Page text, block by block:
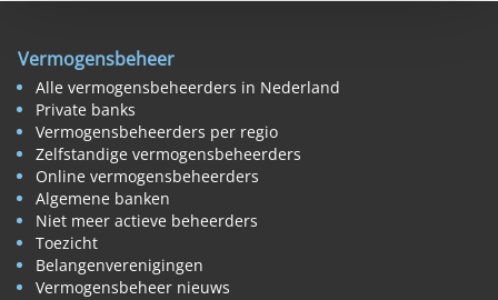
Vermogensbeheer
Alle vermogensbeheerders in Nederland
Private banks
Vermogensbeheerders per regio
Zelfstandige vermogensbeheerders
Online vermogensbeheerders
Algemene banken
Niet meer actieve beheerders
Toezicht
Belangenverenigingen
Vermogensbeheer nieuws